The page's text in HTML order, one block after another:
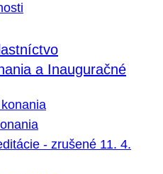
a Inauguračné
- zrušené 11. 4.